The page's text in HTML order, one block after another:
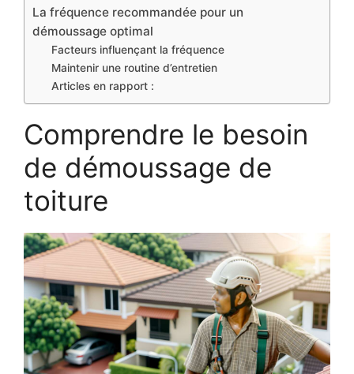
La fréquence recommandée pour un
démoussage optimal
Facteurs influençant la fréquence
Maintenir une routine d’entretien
Articles en rapport :
Comprendre le besoin
de démoussage de
toiture